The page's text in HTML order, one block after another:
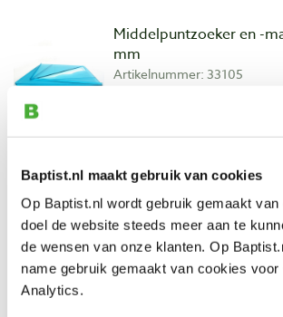
Baptist.nl maakt gebruik van cookies
Op Baptist.nl wordt gebruik gemaakt
doel de website steeds meer aan te
de wensen van onze klanten. Op
name gebruik gemaakt van cookies voor
Analytics.
Middelpuntzoeker en -
mm
Artikelnummer: 33105
Vergelijken
Crushgrind peper- en
135 mm
Artikelnummer: 32200